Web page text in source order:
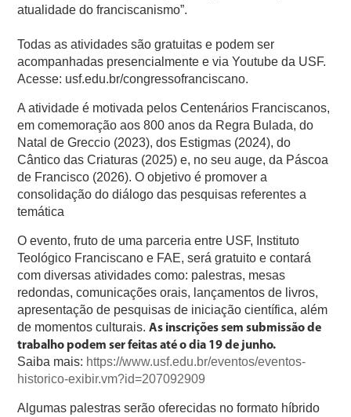
atualidade do franciscanismo”.
Todas as atividades são gratuitas e podem ser
acompanhadas presencialmente e via Youtube da USF.
Acesse: usf.edu.br/congressofranciscano.
A atividade é motivada pelos Centenários Franciscanos,
em comemoração aos 800 anos da Regra Bulada, do
Natal de Greccio (2023), dos Estigmas (2024), do
Cântico das Criaturas (2025) e, no seu auge, da Páscoa
de Francisco (2026). O objetivo é promover a
consolidação do diálogo das pesquisas referentes a
temática
O evento, fruto de uma parceria entre USF, Instituto
Teológico Franciscano e FAE, serágratuito e contará
com diversas atividades como: palestras, mesas
redondas, comunicações orais, lançamentos de livros,
apresentação de pesquisas de iniciação científica, além
de momentos culturais.As inscrições sem submissão de
trabalho podem ser feitas até o dia 19 de junho.
Saiba mais: https://www.usf.edu.br/eventos/eventos-
historico-exibir.vm?id=207092909
Algumas palestras serão oferecidas no formato híbrido